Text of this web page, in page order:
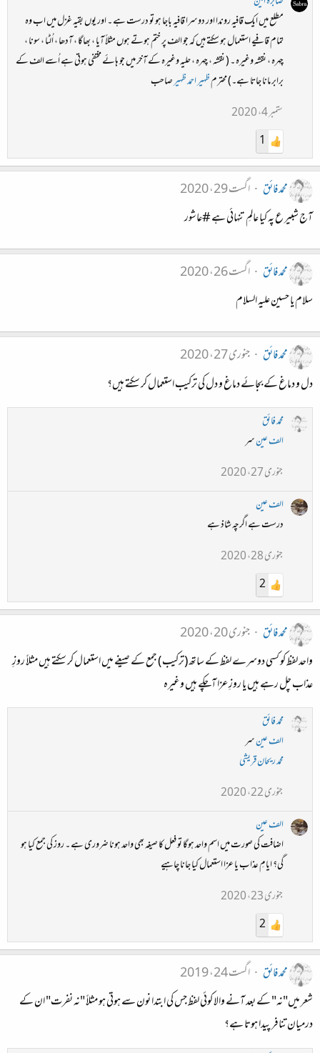
مطلع میں ایک قافیہ روندا اور دوسرا قافیہ باجا ہو تو درست ہے ۔ اور یوں بقیہ غزل میں اب وہ
تمام قافیے استعمال ہو سکتے ہیں کہ جو الف پر ختم ہوتے ہوں مثلاً آیا ، بھاگا ، آدھا ، اُلٹا ، سونا ،
چہرہ ، نقشہ وغیرہ ۔ ( نقشہ ، چہرہ ، حلیہ وغیرہ کے آخر میں جو ہائے مختفی ہوتی ہے اُسے الف کے
برابر مانا جاتا ہے۔) محترمظہیر احمد ظہیرصاحب
ستمبر 4، 2020
1
محمد فائق
اگست 29، 2020
آج شبیر ع پہ کیا عالمِ تنہائی ہے #عاشور
محمد فائق
اگست 26، 2020
سلام یا حسین علیہ السلام
محمد فائق
جنوری 27، 2020
دل و دماغ کے بجائے دماغ و دل کی ترکیب استعمال کر سکتے ہیں؟
محمد فائق
الف عینسر
جنوری 27، 2020
الف عین
درست ہے اگرچہ شاذ ہے
جنوری 28، 2020
2
محمد فائق
جنوری 20، 2020
واحد لفظ کو کسی دوسرے لفظ کے ساتھ (ترکیب ) جمع کے صیغے میں استعمال کر سکتے ہیں مثلاً روزِ
عذاب چل رہے ہیں یا روزِ عزا آچکے ہیں وغیرہ
محمد فائق
الف عینسر
محمد ریحان قریشی
جنوری 22، 2020
الف عین
اضافت کی صورت میں اسم واحد ہوگا تو فعل کا صیغہ بھی واحد ہونا ضروری ہے ۔ روز کی جمع کیا ہو
گی؟ ایامِ عذاب یا عزا استعمال کیا جانا چاہیے
جنوری 23، 2020
2
محمد فائق
اگست 24، 2019
شعر میں"نہ" کے بعد آنے والا کوئی لفظ جس کی ابتدا نون سے ہوتی ہو مثلاً "نہ نفرت" ان کے
درمیان تنافر پیدا ہوتا ہے؟